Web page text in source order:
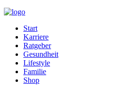
Start
Karriere
Ratgeber
Gesundheit
Lifestyle
Familie
Shop